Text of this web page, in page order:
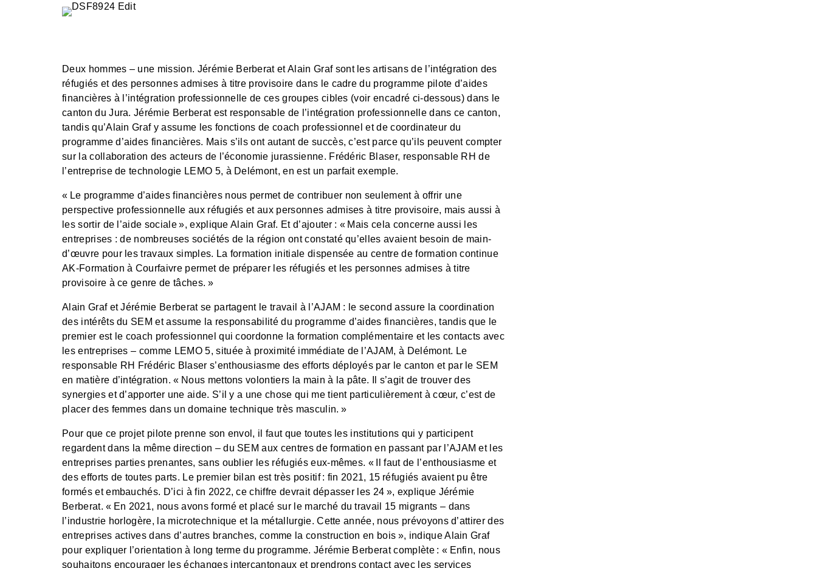
Deux hommes – une mission. Jérémie Berberat et Alain Graf sont les artisans de l’intégration des
réfugiés et des personnes admises à titre provisoire dans le cadre du programme pilote d’aides
financières à l’intégration professionnelle de ces groupes cibles (voir encadré ci-dessous) dans le
canton du Jura. Jérémie Berberat est responsable de l’intégration professionnelle dans ce canton,
tandis qu’Alain Graf y assume les fonctions de coach professionnel et de coordinateur du
programme d’aides financières. Mais s’ils ont autant de succès, c’est parce qu’ils peuvent compter
sur la collaboration des acteurs de l’économie jurassienne. Frédéric Blaser, responsable RH de
l’entreprise de technologie LEMO 5, à Delémont, en est un parfait exemple.
« Le programme d’aides financières nous permet de contribuer non seulement à offrir une
perspective professionnelle aux réfugiés et aux personnes admises à titre provisoire, mais aussi à
les sortir de l’aide sociale », explique Alain Graf. Et d’ajouter : « Mais cela concerne aussi les
entreprises : de nombreuses sociétés de la région ont constaté qu’elles avaient besoin de main-
d’œuvre pour les travaux simples. La formation initiale dispensée au centre de formation continue
AK-Formation à Courfaivre permet de préparer les réfugiés et les personnes admises à titre
provisoire à ce genre de tâches. »
Alain Graf et Jérémie Berberat se partagent le travail à l’AJAM : le second assure la coordination
des intérêts du SEM et assume la responsabilité du programme d’aides financières, tandis que le
premier est le coach professionnel qui coordonne la formation complémentaire et les contacts avec
les entreprises ‒ comme LEMO 5, située à proximité immédiate de l’AJAM, à Delémont. Le
responsable RH Frédéric Blaser s’enthousiasme des efforts déployés par le canton et par le SEM
en matière d’intégration. « Nous mettons volontiers la main à la pâte. Il s’agit de trouver des
synergies et d’apporter une aide. S’il y a une chose qui me tient particulièrement à cœur, c’est de
placer des femmes dans un domaine technique très masculin. »
Pour que ce projet pilote prenne son envol, il faut que toutes les institutions qui y participent
regardent dans la même direction ‒ du SEM aux centres de formation en passant par l’AJAM et les
entreprises parties prenantes, sans oublier les réfugiés eux-mêmes. « Il faut de l’enthousiasme et
des efforts de toutes parts. Le premier bilan est très positif : fin 2021, 15 réfugiés avaient pu être
formés et embauchés. D’ici à fin 2022, ce chiffre devrait dépasser les 24 », explique Jérémie
Berberat. « En 2021, nous avons formé et placé sur le marché du travail 15 migrants ‒ dans
l’industrie horlogère, la microtechnique et la métallurgie. Cette année, nous prévoyons d’attirer des
entreprises actives dans d’autres branches, comme la construction en bois », indique Alain Graf
pour expliquer l’orientation à long terme du programme. Jérémie Berberat complète : « Enfin, nous
souhaitons encourager les échanges intercantonaux et prendrons contact avec les services